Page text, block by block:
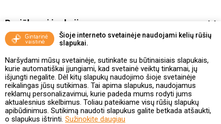
Šioje interneto svetainėje naudojami kelių rūšių
slapukai.
Naršydami mūsų svetainėje, sutinkate su būtinaisiais slapukais,
kurie automatiškai įjungiami, kad svetainė veiktų tinkamai, jų
išjungti negalite. Dėl kitų slapukų naudojimo šioje svetainėje
reikalingas jūsų sutikimas. Tai apima slapukus, naudojamus
reklamų personalizavimui, kurie padeda mums rodyti jums
aktualesnius skelbimus. Toliau pateikiame visų rūšių slapukų
apibūdinimus. Sutikimą naudoti slapukus galite betkada atšaukti,
o slapukus ištrinti. Sužinokite daugiau
Pasiūlymai ir akcijos
Vakcinavimo tvarka ir taisyklės
Kontaktai ir Karjera
Taisyklės ir politika